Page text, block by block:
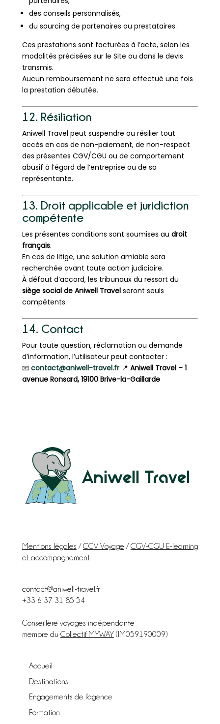
des conseils personnalisés,
du sourcing de partenaires ou prestataires.
Ces prestations sont facturées à l’acte, selon les
modalités précisées sur le Site ou dans le devis
transmis.
Aucun remboursement ne sera effectué une fois
la prestation débutée.
12. Résiliation
Aniwell Travel peut suspendre ou résilier tout
accès en cas de non-paiement, de non-respect
des présentes CGV/CGU ou de comportement
abusif à l’égard de l’entreprise ou de sa
représentante.
13. Droit applicable et juridiction
compétente
Les présentes conditions sont soumises au droit
français.
En cas de litige, une solution amiable sera
recherchée avant toute action judiciaire.
À défaut d’accord, les tribunaux du ressort du
siège social de Aniwell Travelseront seuls
compétents.
14. Contact
Pour toute question, réclamation ou demande
d’information, l’utilisateur peut contacter :
📧 contact@aniwell-travel.fr 📍 Aniwell Travel – 1
avenue Ronsard, 19100 Brive-la-Gaillarde
Aniwell Travel
Mentions légales /CGV Voyage /CGV-CGU E-learning
et accompagnement
contact@aniwell-travel.fr
+33 6 37 31 85 54
Conseillère voyages indépendante
membre du Collectif MYWAY(IM059190009)
Accueil
Destinations
Engagements de l'agence
Formation